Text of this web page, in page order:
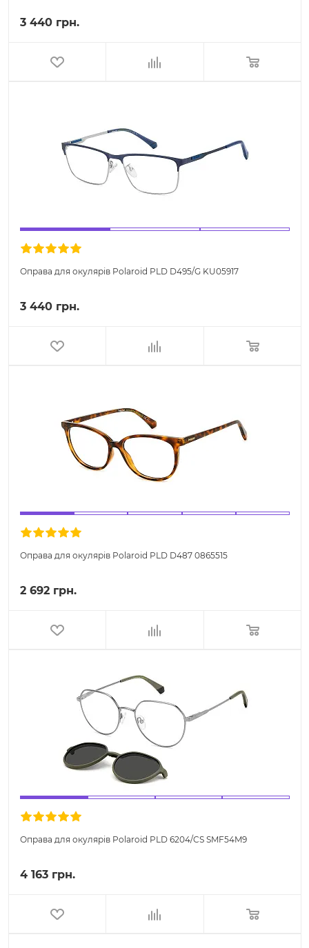
3 440 грн.
Оправа для окулярів Polaroid PLD D495/G KU05917
3 440 грн.
Оправа для окулярів Polaroid PLD D487 0865515
2 692 грн.
Оправа для окулярів Polaroid PLD 6204/CS SMF54M9
4 163 грн.